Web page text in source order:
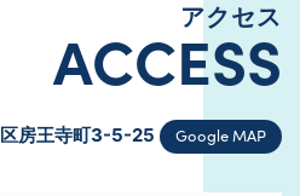
アクセス
ACCESS
房王寺町3-5-25 Google MAP